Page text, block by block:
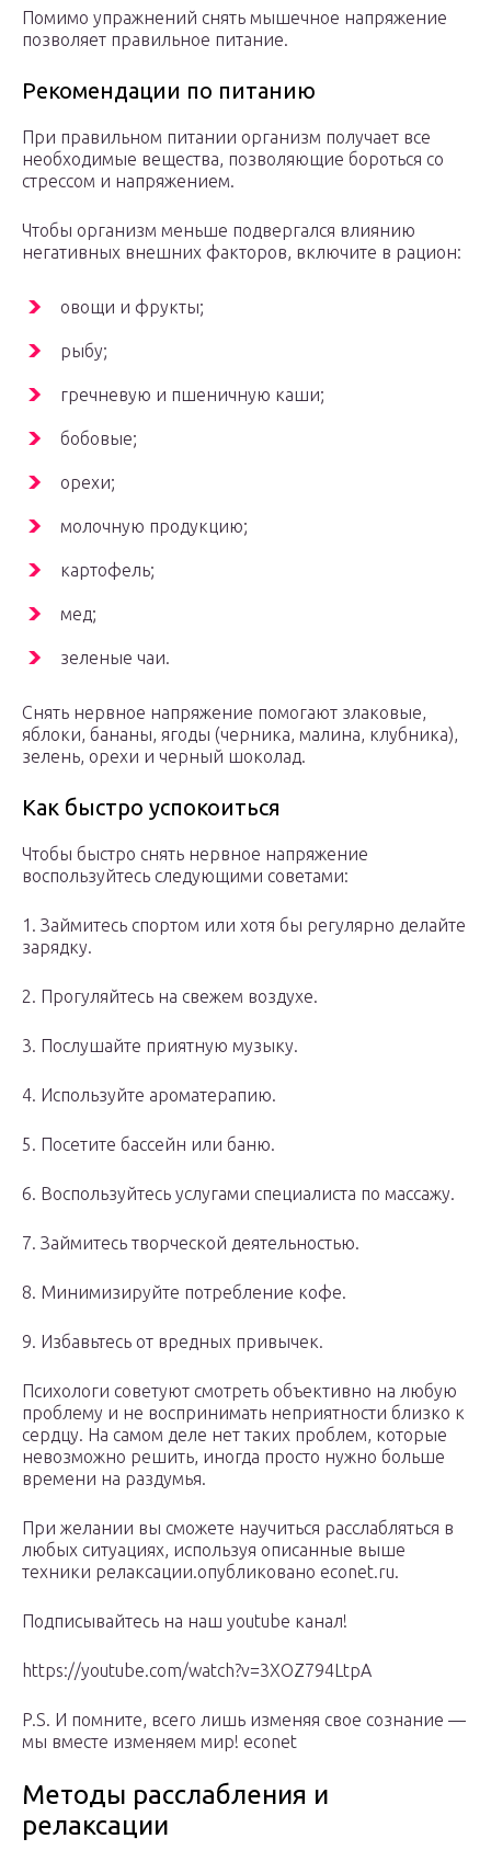
Помимо упражнений снять мышечное напряжение
позволяет правильное питание.
Рекомендации по питанию
При правильном питании организм получает все
необходимые вещества, позволяющие бороться со
стрессом и напряжением.
Чтобы организм меньше подвергался влиянию
негативных внешних факторов, включите в рацион:
овощи и фрукты;
рыбу;
гречневую и пшеничную каши;
бобовые;
орехи;
молочную продукцию;
картофель;
мед;
зеленые чаи.
Снять нервное напряжение помогают злаковые,
яблоки, бананы, ягоды (черника, малина, клубника),
зелень, орехи и черный шоколад.
Как быстро успокоиться
Чтобы быстро снять нервное напряжение
воспользуйтесь следующими советами:
1. Займитесь спортом или хотя бы регулярно делайте
зарядку.
2. Прогуляйтесь на свежем воздухе.
3. Послушайте приятную музыку.
4. Используйте ароматерапию.
5. Посетите бассейн или баню.
6. Воспользуйтесь услугами специалиста по массажу.
7. Займитесь творческой деятельностью.
8. Минимизируйте потребление кофе.
9. Избавьтесь от вредных привычек.
Психологи советуют смотреть объективно на любую
проблему и не воспринимать неприятности близко к
сердцу. На самом деле нет таких проблем, которые
невозможно решить, иногда просто нужно больше
времени на раздумья.
При желании вы сможете научиться расслабляться в
любых ситуациях, используя описанные выше
техники релаксации.опубликовано econet.ru.
Подписывайтесь на наш youtube канал!
https://youtube.com/watch?v=3XOZ794LtpA
P.S. И помните, всего лишь изменяя свое сознание —
мы вместе изменяем мир! econet
Методы расслабления и
релаксации